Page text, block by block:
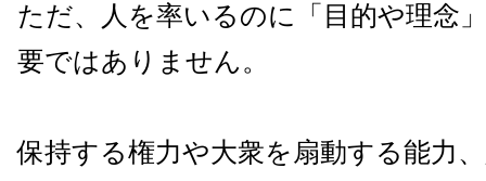
ただ、人を率いるのに「目的や理念
要ではありません。
保持する権力や大衆を扇動する能力